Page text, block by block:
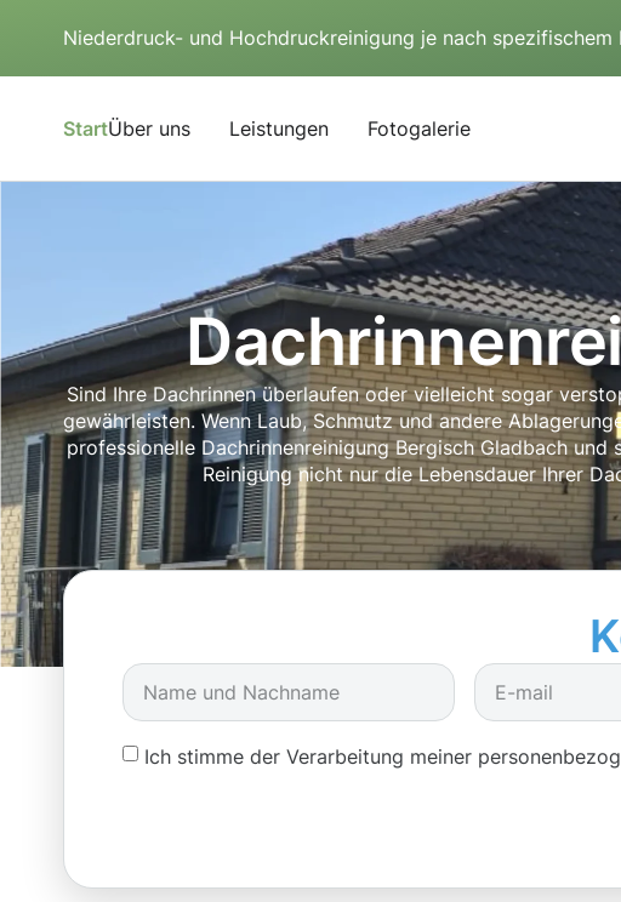
Niederdruck- und Hochdruckreinigung je nach spezifischem
StartÜber uns Leistungen Fotogalerie
Sind Ihre Dachrinnen überlaufen oder vielleicht sogar
gewährleisten. Wenn Laub, Schmutz und andere
professionelle Dachrinnenreinigung Bergisch Gladbach
Reinigung nicht nur die Lebensdauer Ihrer
Ich stimme der Verarbeitung meiner